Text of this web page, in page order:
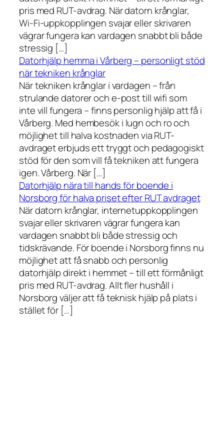
pris med RUT-avdrag. När datorn krånglar,
Wi-Fi-uppkopplingen svajar eller skrivaren
vägrar fungera kan vardagen snabbt bli både
stressig […]
Datorhjälp hemma i Vårberg – personligt stöd
när tekniken krånglar
När tekniken krånglar i vardagen – från
strulande datorer och e-post till wifi som
inte vill fungera – finns personlig hjälp att få i
Vårberg. Med hembesök i lugn och ro och
möjlighet till halva kostnaden via RUT-
avdraget erbjuds ett tryggt och pedagogiskt
stöd för den som vill få tekniken att fungera
igen. Vårberg. När […]
Datorhjälp nära till hands för boende i
Norsborg för halva priset efter RUT avdraget
När datorn krånglar, internetuppkopplingen
svajar eller skrivaren vägrar fungera kan
vardagen snabbt bli både stressig och
tidskrävande. För boende i Norsborg finns nu
möjlighet att få snabb och personlig
datorhjälp direkt i hemmet – till ett förmånligt
pris med RUT-avdrag. Allt fler hushåll i
Norsborg väljer att få teknisk hjälp på plats i
stället för […]